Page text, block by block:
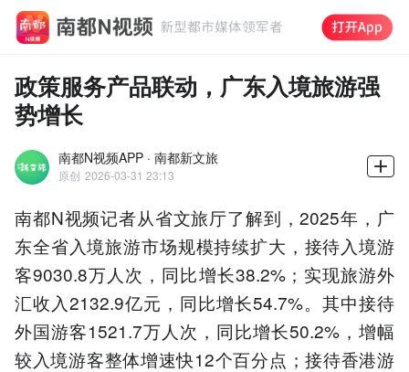
政策服务产品联动，广东入境旅游强
势增长
南都N视频APP · 南都新文旅
原创 2026-03-31 23:13
南都N视频记者从省文旅厅了解到，2025年，广
东全省入境旅游市场规模持续扩大，接待入境游
客9030.8万人次，同比增长38.2%；实现旅游外
汇收入2132.9亿元，同比增长54.7%。其中接待
外国游客1521.7万人次，同比增长50.2%，增幅
较入境游客整体增速快12个百分点；接待香港游